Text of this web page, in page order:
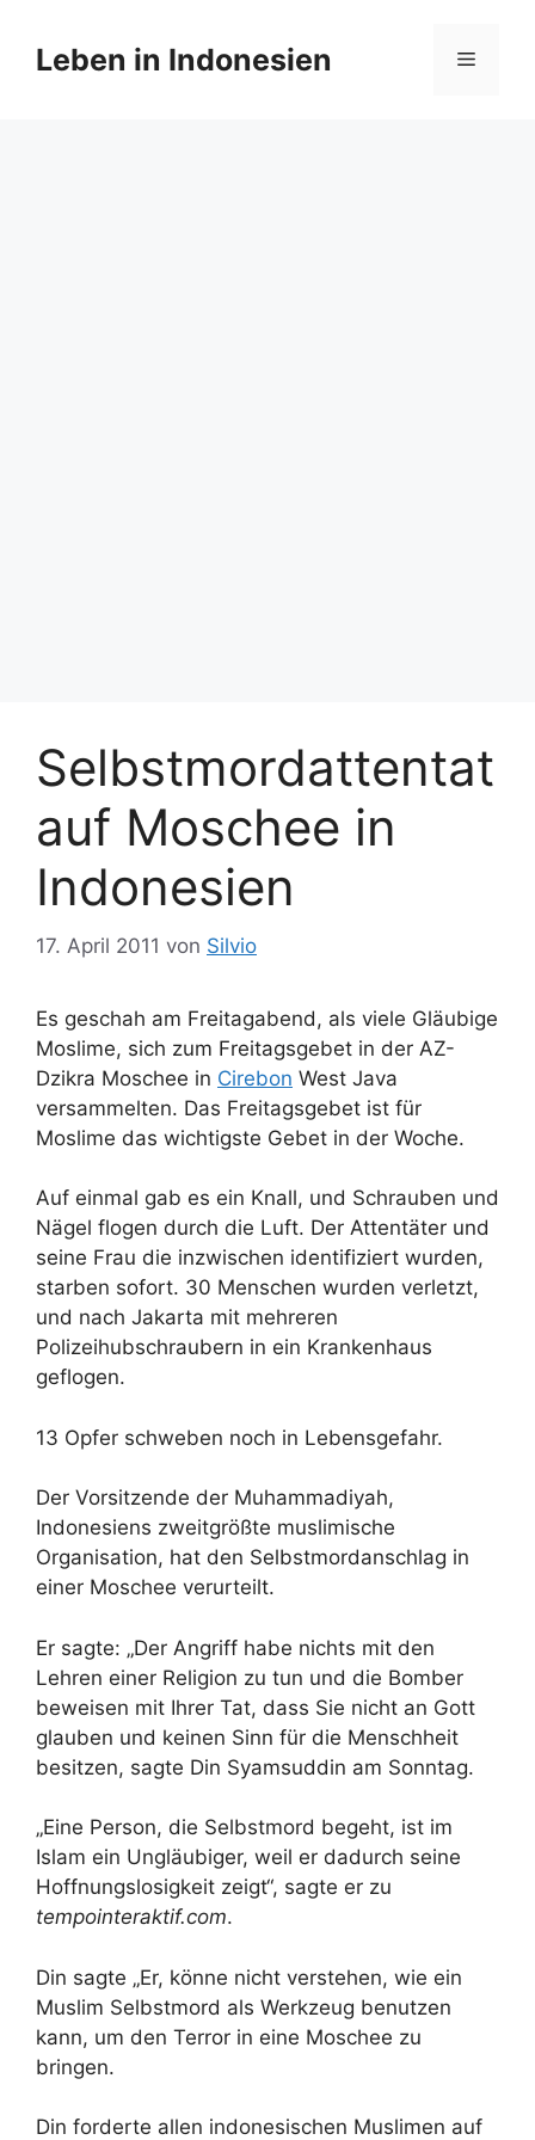
Inhalt
springen
Leben in Indonesien Menü
Selbstmordattentat
auf Moschee in
Indonesien
17. April 2011 von Silvio
Es geschah am Freitagabend, als viele Gläubige
Moslime, sich zum Freitagsgebet in der AZ-
Dzikra Moschee in Cirebon West Java
versammelten. Das Freitagsgebet ist für
Moslime das wichtigste Gebet in der Woche.
Auf einmal gab es ein Knall, und Schrauben und
Nägel flogen durch die Luft. Der Attentäter und
seine Frau die inzwischen identifiziert wurden,
starben sofort. 30 Menschen wurden verletzt,
und nach Jakarta mit mehreren
Polizeihubschraubern in ein Krankenhaus
geflogen.
13 Opfer schweben noch in Lebensgefahr.
Der Vorsitzende der Muhammadiyah,
Indonesiens zweitgrößte muslimische
Organisation, hat den Selbstmordanschlag in
einer Moschee verurteilt.
Er sagte: „Der Angriff habe nichts mit den
Lehren einer Religion zu tun und die Bomber
beweisen mit Ihrer Tat, dass Sie nicht an Gott
glauben und keinen Sinn für die Menschheit
besitzen, sagte Din Syamsuddin am Sonntag.
„Eine Person, die Selbstmord begeht, ist im
Islam ein Ungläubiger, weil er dadurch seine
Hoffnungslosigkeit zeigt“, sagte er zu
tempointeraktif.com.
Din sagte „Er, könne nicht verstehen, wie ein
Muslim Selbstmord als Werkzeug benutzen
kann, um den Terror in eine Moschee zu
bringen.
Din forderte allen indonesischen Muslimen auf